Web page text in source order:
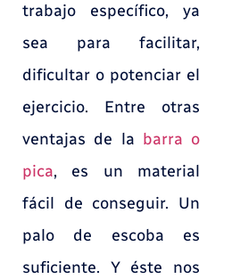
trabajo específico, ya
sea para facilitar,
dificultar o potenciar el
ejercicio. Entre otras
ventajas de la barra o
pica, es un material
fácil de conseguir. Un
palo de escoba es
suficiente. Y éste nos